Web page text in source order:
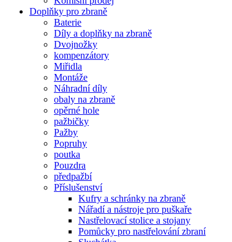
Doplňky pro zbraně
Baterie
Díly a doplňky na zbraně
Dvojnožky
kompenzátory
Miřidla
Montáže
Náhradní díly
obaly na zbraně
opěrné hole
pažbičky
Pažby
Popruhy
poutka
Pouzdra
předpažbí
Příslušenství
Kufry a schránky na zbraně
Nářadí a nástroje pro puškaře
Nastřelovací stolice a stojany
Pomůcky pro nastřelování zbraní